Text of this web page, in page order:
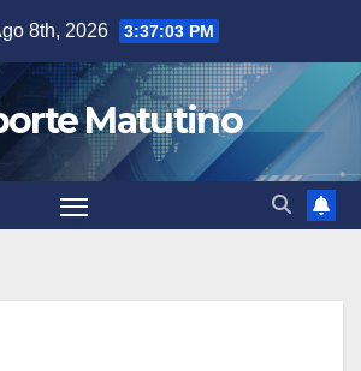
8th, 2026 3:37:04 PM
Matutino